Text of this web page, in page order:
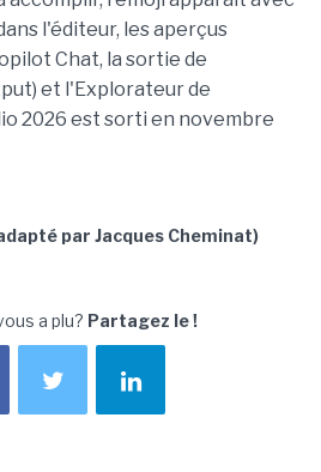
l'éditeur, les aperçus
Chat, la sortie de
et l'Explorateur de
2026 est sorti en novembre
par Jacques Cheminat)
a plu? Partagez le !